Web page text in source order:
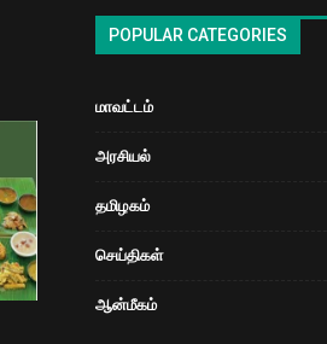
POPULAR CATEGORIES
மாவட்டம்
அரசியல்
தமிழகம்
செய்திகள்
ஆன்மீகம்